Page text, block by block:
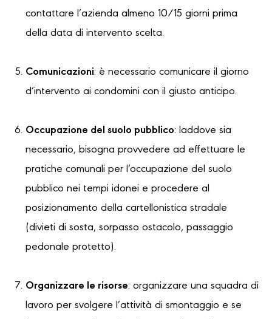
contattare l’azienda almeno 10/15 giorni prima
della data di intervento scelta.
Comunicazioni: è necessario comunicare il giorno
d’intervento ai condomini con il giusto anticipo.
Occupazione del suolo pubblico: laddove sia
necessario, bisogna provvedere ad effettuare le
pratiche comunali per l’occupazione del suolo
pubblico nei tempi idonei e procedere al
posizionamento della cartellonistica stradale
(divieti di sosta, sorpasso ostacolo, passaggio
pedonale protetto).
Organizzare le risorse: organizzare una squadra di
lavoro per svolgere l’attività di smontaggio e se